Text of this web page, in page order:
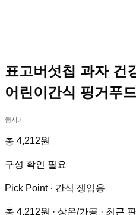
표고버섯칩 과자 건
어린이간식 핑거푸
행사가
총 4,212원
구성 확인 필요
Pick Point · 간식 쟁임용
총 4,212원 · 상온/가공 · 최근